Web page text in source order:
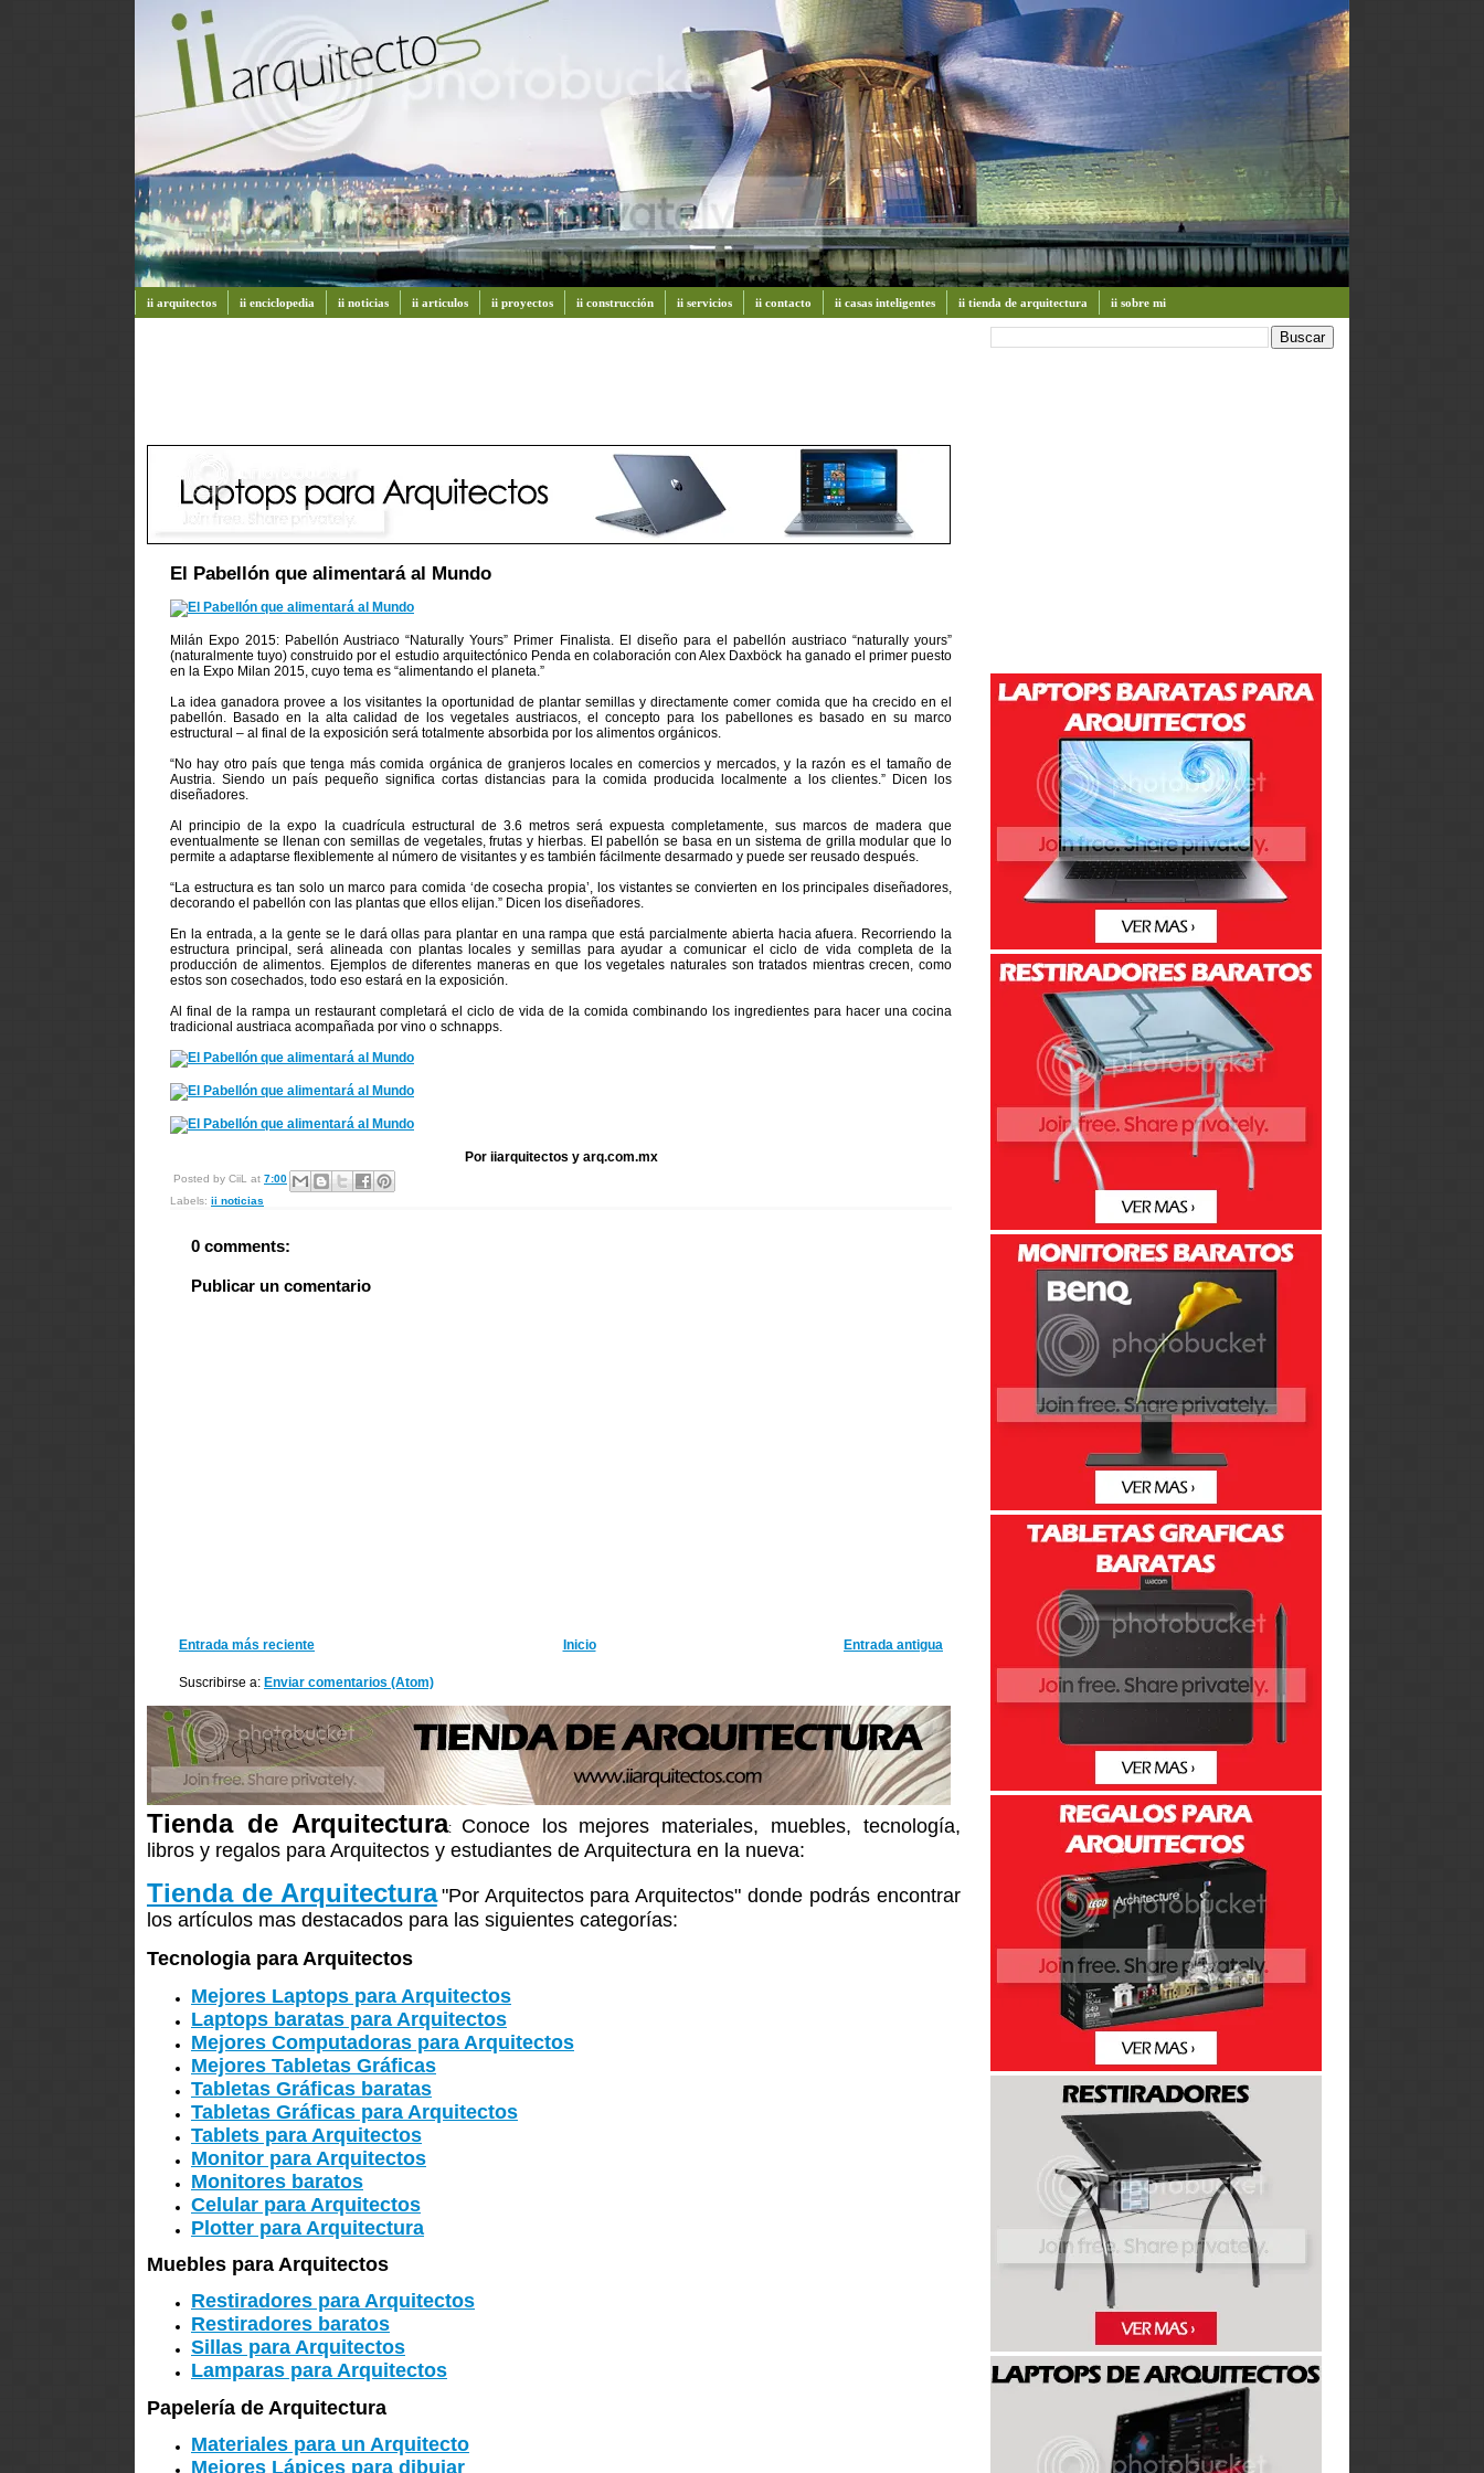
ii arquitectos ii enciclopedia ii noticias ii articulos ii proyectos ii construcción ii servicios ii contacto ii casas inteligentes ii tienda de arquitectura ii sobre mi
El Pabellón que alimentará al Mundo
Milán Expo 2015: Pabellón Austriaco “Naturally Yours” Primer Finalista. El diseño para el pabellón austriaco “naturally yours”
(naturalmente tuyo) construido por el estudio arquitectónico Penda en colaboración con Alex Daxböck ha ganado el primer puesto
en la Expo Milan 2015, cuyo tema es “alimentando el planeta.”
La idea ganadora provee a los visitantes la oportunidad de plantar semillas y directamente comer comida que ha crecido en el
pabellón. Basado en la alta calidad de los vegetales austriacos, el concepto para los pabellones es basado en su marco
estructural – al final de la exposición será totalmente absorbida por los alimentos orgánicos.
“No hay otro país que tenga más comida orgánica de granjeros locales en comercios y mercados, y la razón es el tamaño de
Austria. Siendo un país pequeño significa cortas distancias para la comida producida localmente a los clientes.” Dicen los
diseñadores.
Al principio de la expo la cuadrícula estructural de 3.6 metros será expuesta completamente, sus marcos de madera que
eventualmente se llenan con semillas de vegetales, frutas y hierbas. El pabellón se basa en un sistema de grilla modular que lo
permite a adaptarse flexiblemente al número de visitantes y es también fácilmente desarmado y puede ser reusado después.
“La estructura es tan solo un marco para comida ‘de cosecha propia’, los vistantes se convierten en los principales diseñadores,
decorando el pabellón con las plantas que ellos elijan.” Dicen los diseñadores.
En la entrada, a la gente se le dará ollas para plantar en una rampa que está parcialmente abierta hacia afuera. Recorriendo la
estructura principal, será alineada con plantas locales y semillas para ayudar a comunicar el ciclo de vida completa de la
producción de alimentos. Ejemplos de diferentes maneras en que los vegetales naturales son tratados mientras crecen, como
estos son cosechados, todo eso estará en la exposición.
Al final de la rampa un restaurant completará el ciclo de vida de la comida combinando los ingredientes para hacer una cocina
tradicional austriaca acompañada por vino o schnapps.
Por iiarquitectos y arq.com.mx
Posted by CiiL at 7:00
Labels: ii noticias
0 comments:
Publicar un comentario
Entrada más reciente Entrada antigua
Inicio
Suscribirse a: Enviar comentarios (Atom)
Tienda de Arquitectura: Conoce los mejores materiales, muebles, tecnología,
libros y regalos para Arquitectos y estudiantes de Arquitectura en la nueva:
Tienda de Arquitectura "Por Arquitectos para Arquitectos" donde podrás encontrar
los artículos mas destacados para las siguientes categorías:
Tecnologia para Arquitectos
Mejores Laptops para Arquitectos
Laptops baratas para Arquitectos
Mejores Computadoras para Arquitectos
Mejores Tabletas Gráficas
Tabletas Gráficas baratas
Tabletas Gráficas para Arquitectos
Tablets para Arquitectos
Monitor para Arquitectos
Monitores baratos
Celular para Arquitectos
Plotter para Arquitectura
Muebles para Arquitectos
Restiradores para Arquitectos
Restiradores baratos
Sillas para Arquitectos
Lamparas para Arquitectos
Papelería de Arquitectura
Materiales para un Arquitecto
Mejores Lápices para dibujar